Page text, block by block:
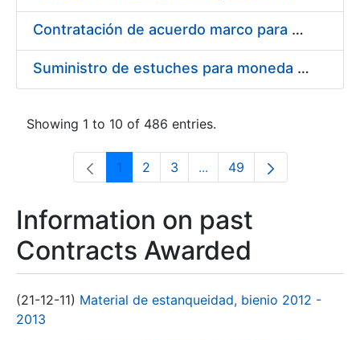
Contratación de acuerdo marco para el Suministro de Material de Electricidad para la Fábrica Nacional de Moneda y Timbre-Real Casa de la Moneda en su centro de trabajo de Burgos
Suministro de estuches para moneda de 30 €
Showing 1 to 10 of 486 entries.
Page
1 Page
2 Page
3 ...Intermediate Pages Use
Page
49
Information on past
Contracts Awarded
(21-12-11) Material de estanqueidad, bienio 2012 -
2013